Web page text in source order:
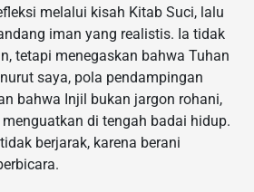
melalui kisah Kitab Suci, lalu
iman yang realistis. Ia tidak
tetapi menegaskan bahwa Tuhan
saya, pola pendampingan
bahwa Injil bukan jargon rohani,
di tengah badai hidup.
berjarak, karena berani